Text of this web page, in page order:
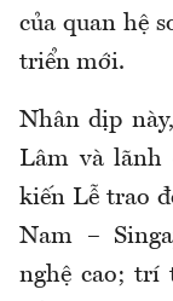
của quan hệ
triển mới.
Nhân dịp
Lâm và lãnh
kiến Lễ trao
Nam –
nghệ cao; trí